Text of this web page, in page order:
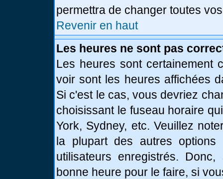
permettra de changer toutes
Revenir en haut
Les heures ne sont pas
Les heures sont certainement
voir sont les heures affichées
Si c'est le cas, vous devriez
choisissant le fuseau horaire
York, Sydney, etc. Veuillez
la plupart des autres options
utilisateurs enregistrés.
bonne heure pour le faire, si